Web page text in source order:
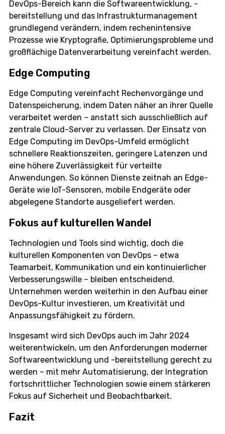
DevOps-Bereich kann die Softwareentwicklung, -
bereitstellung und das Infrastrukturmanagement
grundlegend verändern, indem rechenintensive
Prozesse wie Kryptografie, Optimierungsprobleme und
großflächige Datenverarbeitung vereinfacht werden.
Edge Computing
Edge Computing vereinfacht Rechenvorgänge und
Datenspeicherung, indem Daten näher an ihrer Quelle
verarbeitet werden – anstatt sich ausschließlich auf
zentrale Cloud-Server zu verlassen. Der Einsatz von
Edge Computing im DevOps-Umfeld ermöglicht
schnellere Reaktionszeiten, geringere Latenzen und
eine höhere Zuverlässigkeit für verteilte
Anwendungen. So können Dienste zeitnah an Edge-
Geräte wie IoT-Sensoren, mobile Endgeräte oder
abgelegene Standorte ausgeliefert werden.
Fokus auf kulturellen Wandel
Technologien und Tools sind wichtig, doch die
kulturellen Komponenten von DevOps – etwa
Teamarbeit, Kommunikation und ein kontinuierlicher
Verbesserungswille – bleiben entscheidend.
Unternehmen werden weiterhin in den Aufbau einer
DevOps-Kultur investieren, um Kreativität und
Anpassungsfähigkeit zu fördern.
Insgesamt wird sich DevOps auch im Jahr 2024
weiterentwickeln, um den Anforderungen moderner
Softwareentwicklung und -bereitstellung gerecht zu
werden – mit mehr Automatisierung, der Integration
fortschrittlicher Technologien sowie einem stärkeren
Fokus auf Sicherheit und Beobachtbarkeit.
Fazit